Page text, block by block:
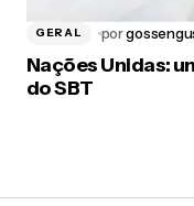
GERAL por
Nações Unidas:
do SBT